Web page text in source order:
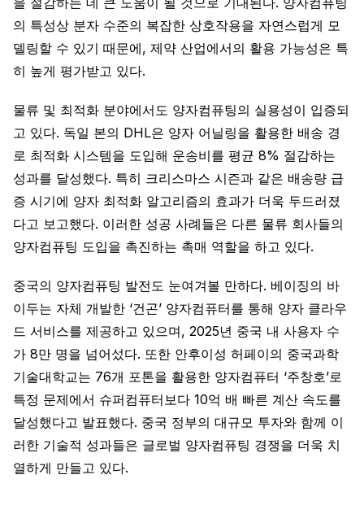
의 특성상 분자 수준의 복잡한 상호작용을 자연스럽게 모
델링할 수 있기 때문에, 제약 산업에서의 활용 가능성은 특
히 높게 평가받고 있다.
물류 및 최적화 분야에서도 양자컴퓨팅의 실용성이 입증되
고 있다. 독일 본의 DHL은 양자 어닐링을 활용한 배송 경
로 최적화 시스템을 도입해 운송비를 평균 8% 절감하는
성과를 달성했다. 특히 크리스마스 시즌과 같은 배송량 급
증 시기에 양자 최적화 알고리즘의 효과가 더욱 두드러졌
다고 보고했다. 이러한 성공 사례들은 다른 물류 회사들의
양자컴퓨팅 도입을 촉진하는 촉매 역할을 하고 있다.
중국의 양자컴퓨팅 발전도 눈여겨볼 만하다. 베이징의 바
이두는 자체 개발한 ‘건곤’ 양자컴퓨터를 통해 양자 클라우
드 서비스를 제공하고 있으며, 2025년 중국 내 사용자 수
가 8만 명을 넘어섰다. 또한 안후이성 허페이의 중국과학
기술대학교는 76개 포톤을 활용한 양자컴퓨터 ‘주창호’로
특정 문제에서 슈퍼컴퓨터보다 10억 배 빠른 계산 속도를
달성했다고 발표했다. 중국 정부의 대규모 투자와 함께 이
러한 기술적 성과들은 글로벌 양자컴퓨팅 경쟁을 더욱 치
열하게 만들고 있다.